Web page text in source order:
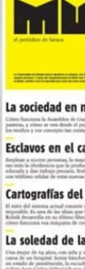
El modelo
la
¿Qué explica
industria se
culturales más
producción de
recitales, desde
construcción de
propio
también es la
sentir y
herramienta y